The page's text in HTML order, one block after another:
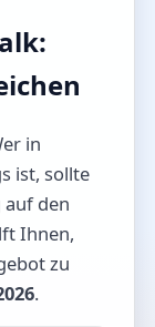
in
ist, sollte
den
Ihnen,
zu
.